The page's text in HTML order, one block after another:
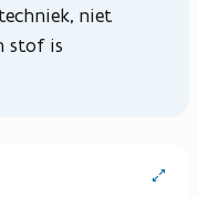
niet
stof is
vergrote